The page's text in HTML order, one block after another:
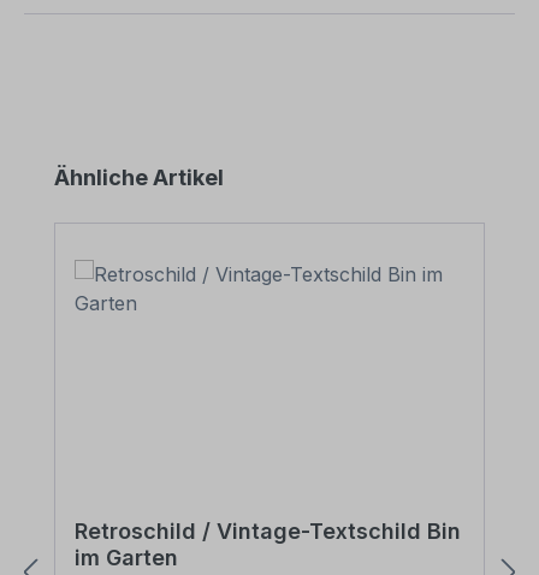
Produktgalerie überspringen
Ähnliche Artikel
Retroschild / Vintage-Textschild Bin
im Garten